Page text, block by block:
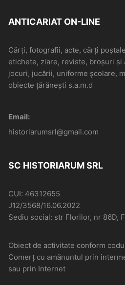
ANTICARIAT ON-LINE
Cărți, fotografii, acte, cărți
etichete, ziare, reviste, broșuri
jocuri, jucării, uniforme școlare,
obiecte țărănești s.a.m.d
Email:
historiarumsrl@gmail.com
SC HISTORIARUM SRL
CUI: 46312655
J12/3568/16.06.2022
Sediu social: str Florilor, nr 86D,
Obiect de activitate conform
Comerţ cu amănuntul prin
sau prin Internet